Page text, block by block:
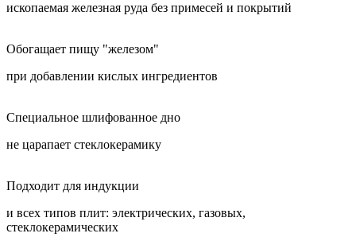
ископаемая железная руда без примесей и покрытий
Обогащает пищу "железом"
при добавлении кислых ингредиентов
Специальное шлифованное дно
не царапает стеклокерамику
Подходит для индукции
и всех типов плит: электрических, газовых,
стеклокерамических